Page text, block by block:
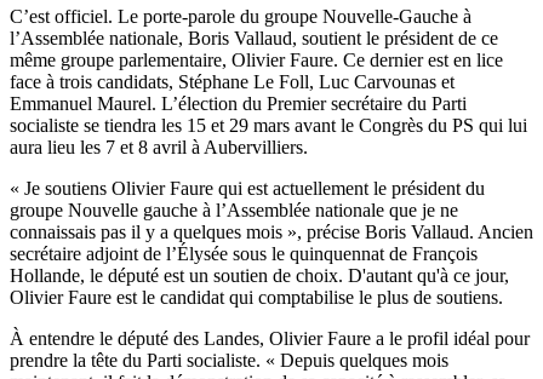
C’est officiel. Le porte-parole du groupe Nouvelle-Gauche à
l’Assemblée nationale, Boris Vallaud, soutient le président de ce
même groupe parlementaire, Olivier Faure. Ce dernier est en lice
face à trois candidats, Stéphane Le Foll, Luc Carvounas et
Emmanuel Maurel. L’élection du Premier secrétaire du Parti
socialiste se tiendra les 15 et 29 mars avant le Congrès du PS qui lui
aura lieu les 7 et 8 avril à Aubervilliers.
« Je soutiens Olivier Faure qui est actuellement le président du
groupe Nouvelle gauche à l’Assemblée nationale que je ne
connaissais pas il y a quelques mois », précise Boris Vallaud. Ancien
secrétaire adjoint de l’Élysée sous le quinquennat de François
Hollande, le député est un soutien de choix. D'autant qu'à ce jour,
Olivier Faure est le candidat qui comptabilise le plus de soutiens.
À entendre le député des Landes, Olivier Faure a le profil idéal pour
prendre la tête du Parti socialiste. « Depuis quelques mois